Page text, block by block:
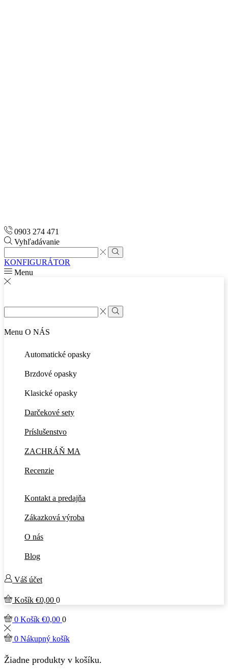
0903 274 471
Vyhľadávanie
Search
input
Search
KONFIGURÁTOR
Menu
Search
input
Search
Menu O NÁS
Automatické opasky
Brzdové opasky
Klasické opasky
Darčekové sety
Príslušenstvo
ZACHRÁŇ MA
Recenzie
Kontakt a predajňa
Zákazková výroba
O nás
Blog
Váš účet
Košík €0,00 0
0 Košík €0,00 0
0 Nákupný košík
Žiadne produkty v košíku.